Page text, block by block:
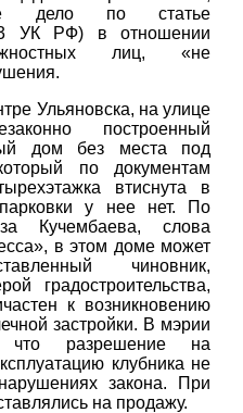
дело по статье
УК РФ) в отношении
лиц, «не
Ульяновска, на улице
построенный
дом без места под
по документам
втиснута в
у нее нет. По
Кучембаева, слова
в этом доме может
чиновник,
градостроительства,
к возникновению
застройки. В мэрии
что разрешение на
клубника не
закона. При
на продажу.